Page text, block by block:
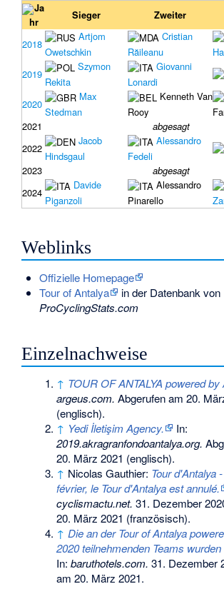
Ja
hr
Sieger Zweiter
2018
Artjom
Owetschkin
Cristian
Răileanu
2019
Szymon
Rekita
Giovanni
Lonardi
2020
Max
Stedman
Kenneth Van
Rooy
2021
abgesagt
2022
Jacob
Hindsgaul
Alessandro
Fedeli
2023
abgesagt
2024
Davide
Piganzoli
Alessandro
Pinarello
Weblinks
Offizielle Homepage
Tour of Antalya
in der Datenbank von
ProCyclingStats.com
Einzelnachweise
↑ TOUR OF ANTALYA powered by
argeus.com. Abgerufen am 20.
(englisch).
↑ Yedi İletişim Agency.
In:
2019.akragranfondoantalya.org.
20. März 2021 (englisch).
↑ Nicolas Gauthier: Tour d'Antalya
février, le Tour d'Antalya est annulé.
cyclismactu.net. 31. Dezember
20. März 2021 (französisch).
↑ Die an der Tour of Antalya
2020 teilnehmenden Teams
In:baruthotels.com. 31. Dezember
am 20. März 2021.